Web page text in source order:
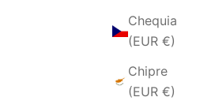
Chequia
(EUR €)
Chipre
(EUR €)